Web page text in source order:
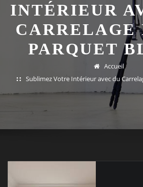
INTÉRIEUR
CARRELAGE
PARQUET
Accueil
Sublimez Votre Intérieur avec du